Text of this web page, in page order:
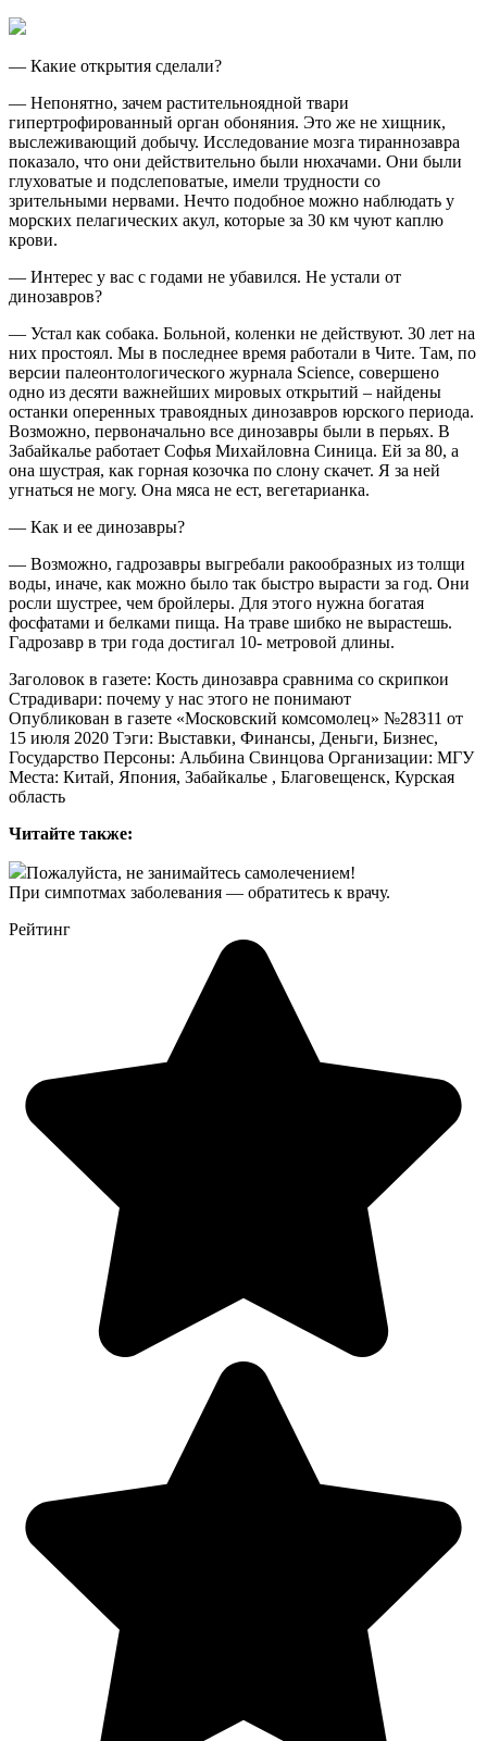
— Какие открытия сделали?
— Непонятно, зачем растительноядной твари
гипертрофированный орган обоняния. Это же не хищник,
выслеживающий добычу. Исследование мозга тираннозавра
показало, что они действительно были нюхачами. Они были
глуховатые и подслеповатые, имели трудности со
зрительными нервами. Нечто подобное можно наблюдать у
морских пелагических акул, которые за 30 км чуют каплю
крови.
— Интерес у вас с годами не убавился. Не устали от
динозавров?
— Устал как собака. Больной, коленки не действуют. 30 лет на
них простоял. Мы в последнее время работали в Чите. Там, по
версии палеонтологического журнала Science, совершено
одно из десяти важнейших мировых открытий – найдены
останки оперенных травоядных динозавров юрского периода.
Возможно, первоначально все динозавры были в перьях. В
Забайкалье работает Софья Михайловна Синица. Ей за 80, а
она шустрая, как горная козочка по слону скачет. Я за ней
угнаться не могу. Она мяса не ест, вегетарианка.
— Как и ее динозавры?
— Возможно, гадрозавры выгребали ракообразных из толщи
воды, иначе, как можно было так быстро вырасти за год. Они
росли шустрее, чем бройлеры. Для этого нужна богатая
фосфатами и белками пища. На траве шибко не вырастешь.
Гадрозавр в три года достигал 10- метровой длины.
Заголовок в газете: Кость динозавра сравнима со скрипкои
Страдивари: почему у нас этого не понимают
Опубликован в газете «Московский комсомолец» №28311 от
15 июля 2020 Тэги: Выставки, Финансы, Деньги, Бизнес,
Государство Персоны: Альбина Свинцова Организации: МГУ
Места: Китай, Япония, Забайкалье , Благовещенск, Курская
область
Читайте также:
Пожалуйста, не занимайтесь самолечением!
При симпотмах заболевания — обратитесь к врачу.
Рейтинг